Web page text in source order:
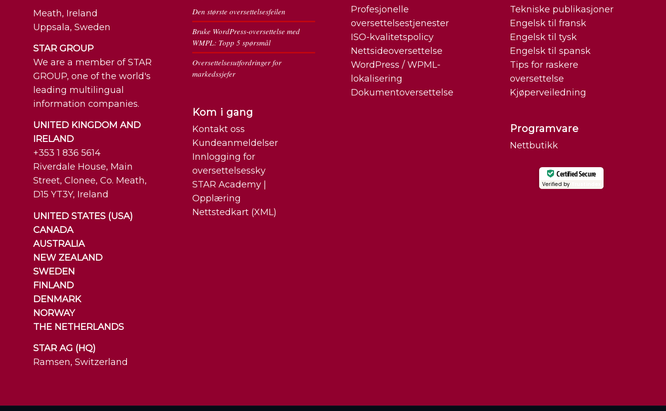
Meath, Ireland
Uppsala, Sweden
STAR GROUP
We are a member of STAR
GROUP, one of the world's
leading multilingual
information companies.
UNITED KINGDOM AND
IRELAND
+353 1 836 5614
Riverdale House, Main
Street, Clonee, Co. Meath,
D15 YT3Y, Ireland
UNITED STATES (USA)
CANADA
AUSTRALIA
NEW ZEALAND
SWEDEN
FINLAND
DENMARK
NORWAY
THE NETHERLANDS
STAR AG (HQ)
Ramsen, Switzerland
Den største oversettelsesfeilen
Bruke WordPress-oversettelse med
WMPL: Topp 5 spørsmål
Oversettelsesutfordringer for
markedssjefer
Kom i gang
Kontakt oss
Kundeanmeldelser
Innlogging for
oversettelsessky
STAR Academy |
Opplæring
Nettstedkart (XML)
Profesjonelle
oversettelsestjenester
ISO-kvalitetspolicy
Nettsideoversettelse
WordPress / WPML-
lokalisering
Dokumentoversettelse
Tekniske publikasjoner
Engelsk til fransk
Engelsk til tysk
Engelsk til spansk
Tips for raskere
oversettelse
Kjøperveiledning
Programvare
Nettbutikk
Certified Secure
Verified by